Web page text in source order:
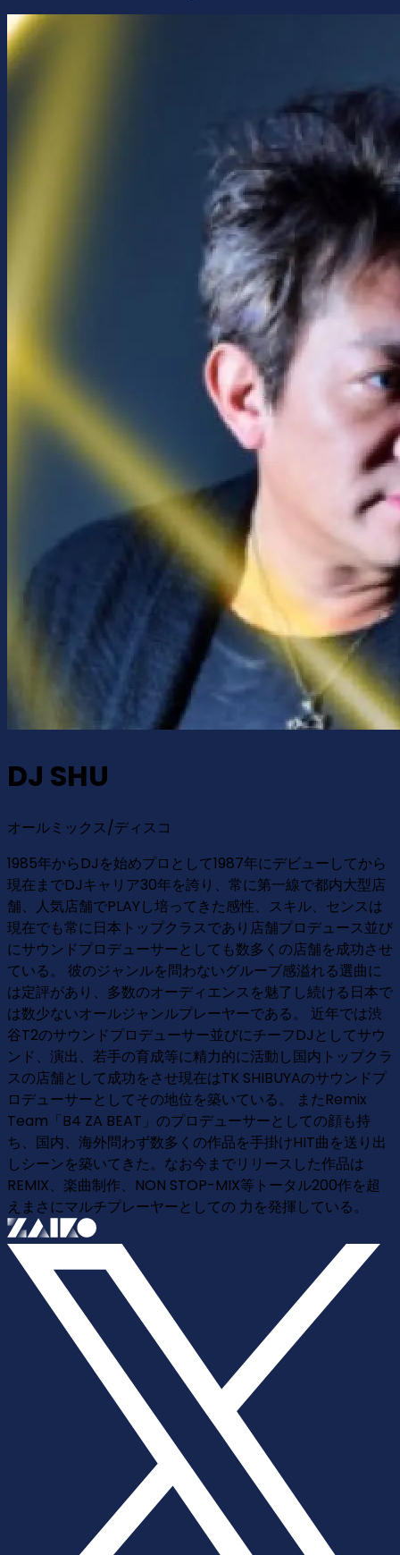
DJ SHU
オールミックス/ディスコ
1985年からDJを始めプロとして1987年にデビューしてから
現在までDJキャリア30年を誇り、常に第一線で都内大型店
舗、人気店舗でPLAYし培ってきた感性、スキル、センスは
現在でも常に日本トップクラスであり店舗プロデュース並び
にサウンドプロデューサーとしても数多くの店舗を成功させ
ている。 彼のジャンルを問わないグルーブ感溢れる選曲に
は定評があり、多数のオーディエンスを魅了し続ける日本で
は数少ないオールジャンルプレーヤーである。 近年では渋
谷T2のサウンドプロデューサー並びにチーフDJとしてサウ
ンド、演出、若手の育成等に精力的に活動し国内トップクラ
スの店舗として成功をさせ現在はTK SHIBUYAのサウンドプ
ロデューサーとしてその地位を築いている。 またRemix
Team「B4 ZA BEAT」のプロデューサーとしての顔も持
ち、国内、海外問わず数多くの作品を手掛けHIT曲を送り出
しシーンを築いてきた。なお今までリリースした作品は
REMIX、楽曲制作、NON STOP-MIX等トータル200作を超
えまさにマルチプレーヤーとしての 力を発揮している。